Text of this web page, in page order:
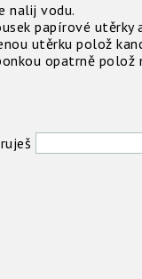
nalij vodu.
papírové utěrky
utěrku polož
opatrně polož